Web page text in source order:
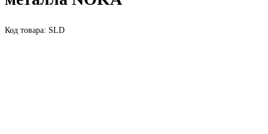
Код товара: SLD